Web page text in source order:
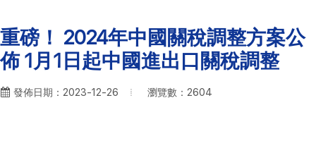
重磅！ 2024年中國關稅調整方案公
佈 1月1日起中國進出口關稅調整
發佈日期：2023-12-26 瀏覽數：2604